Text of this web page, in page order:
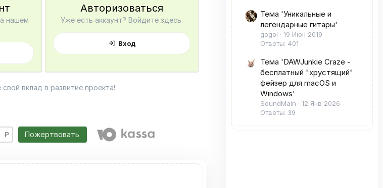
нашем
Авторизоваться
Уже есть аккаунт? Войдите здесь.
Вход
свой вклад в развитие проекта!
Пожертвовать
Тема 'Уникальные и
легендарные гитары'
gogol
19 Июн 2019
Ответы: 401
Тема 'DAWJunkie Craze -
бесплатный "хрустящий"
фейзер для macOS и
Windows'
SoundMain
12 Янв 2026
Ответы: 39